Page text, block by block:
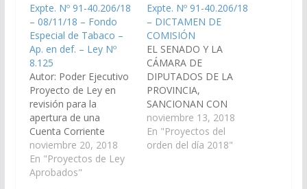
Expte. Nº 91-40.206/18
– 08/11/18 – Fondo
Especial de Tabaco –
Ap. en def. – Ley Nº
8.125
Autor: Poder Ejecutivo
Proyecto de Ley en
revisión para la
apertura de una
Cuenta Corriente
Especial en el Banco
Macro S.A., Sucursal
Salta Capital, en la cual
noviembre 20, 2018
En "Proyectos de Ley
Aprobados"
Expte. Nº 91-40.206/18
– DICTAMEN DE
COMISIÓN
EL SENADO Y LA
CÁMARA DE
DIPUTADOS DE LA
PROVINCIA,
SANCIONAN CON
FUERZA DE LEY
Artículo 1°.- El
Poder Ejecutivo
noviembre 13, 2018
En "Proyectos del
orden del día 2018"